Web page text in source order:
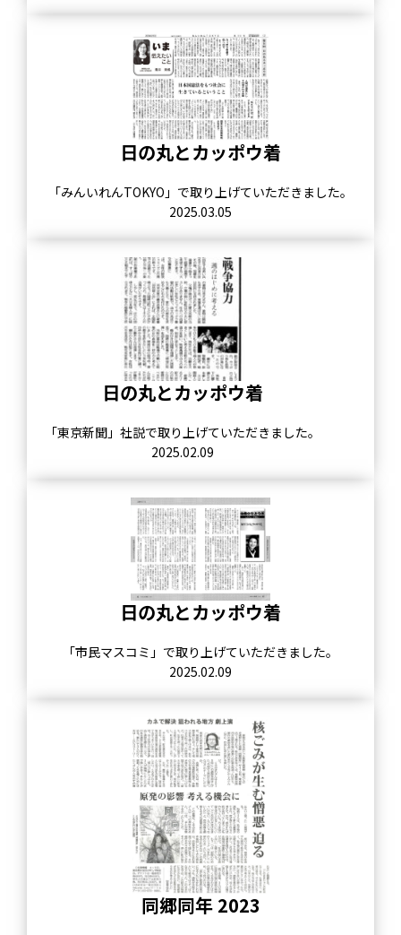
日の丸とカッポウ着
「みんいれんTOKYO」で取り上げていただきました。
2025.03.05
日の丸とカッポウ着
「東京新聞」社説で取り上げていただきました。
2025.02.09
日の丸とカッポウ着
「市民マスコミ」で取り上げていただきました。
2025.02.09
同郷同年 2023